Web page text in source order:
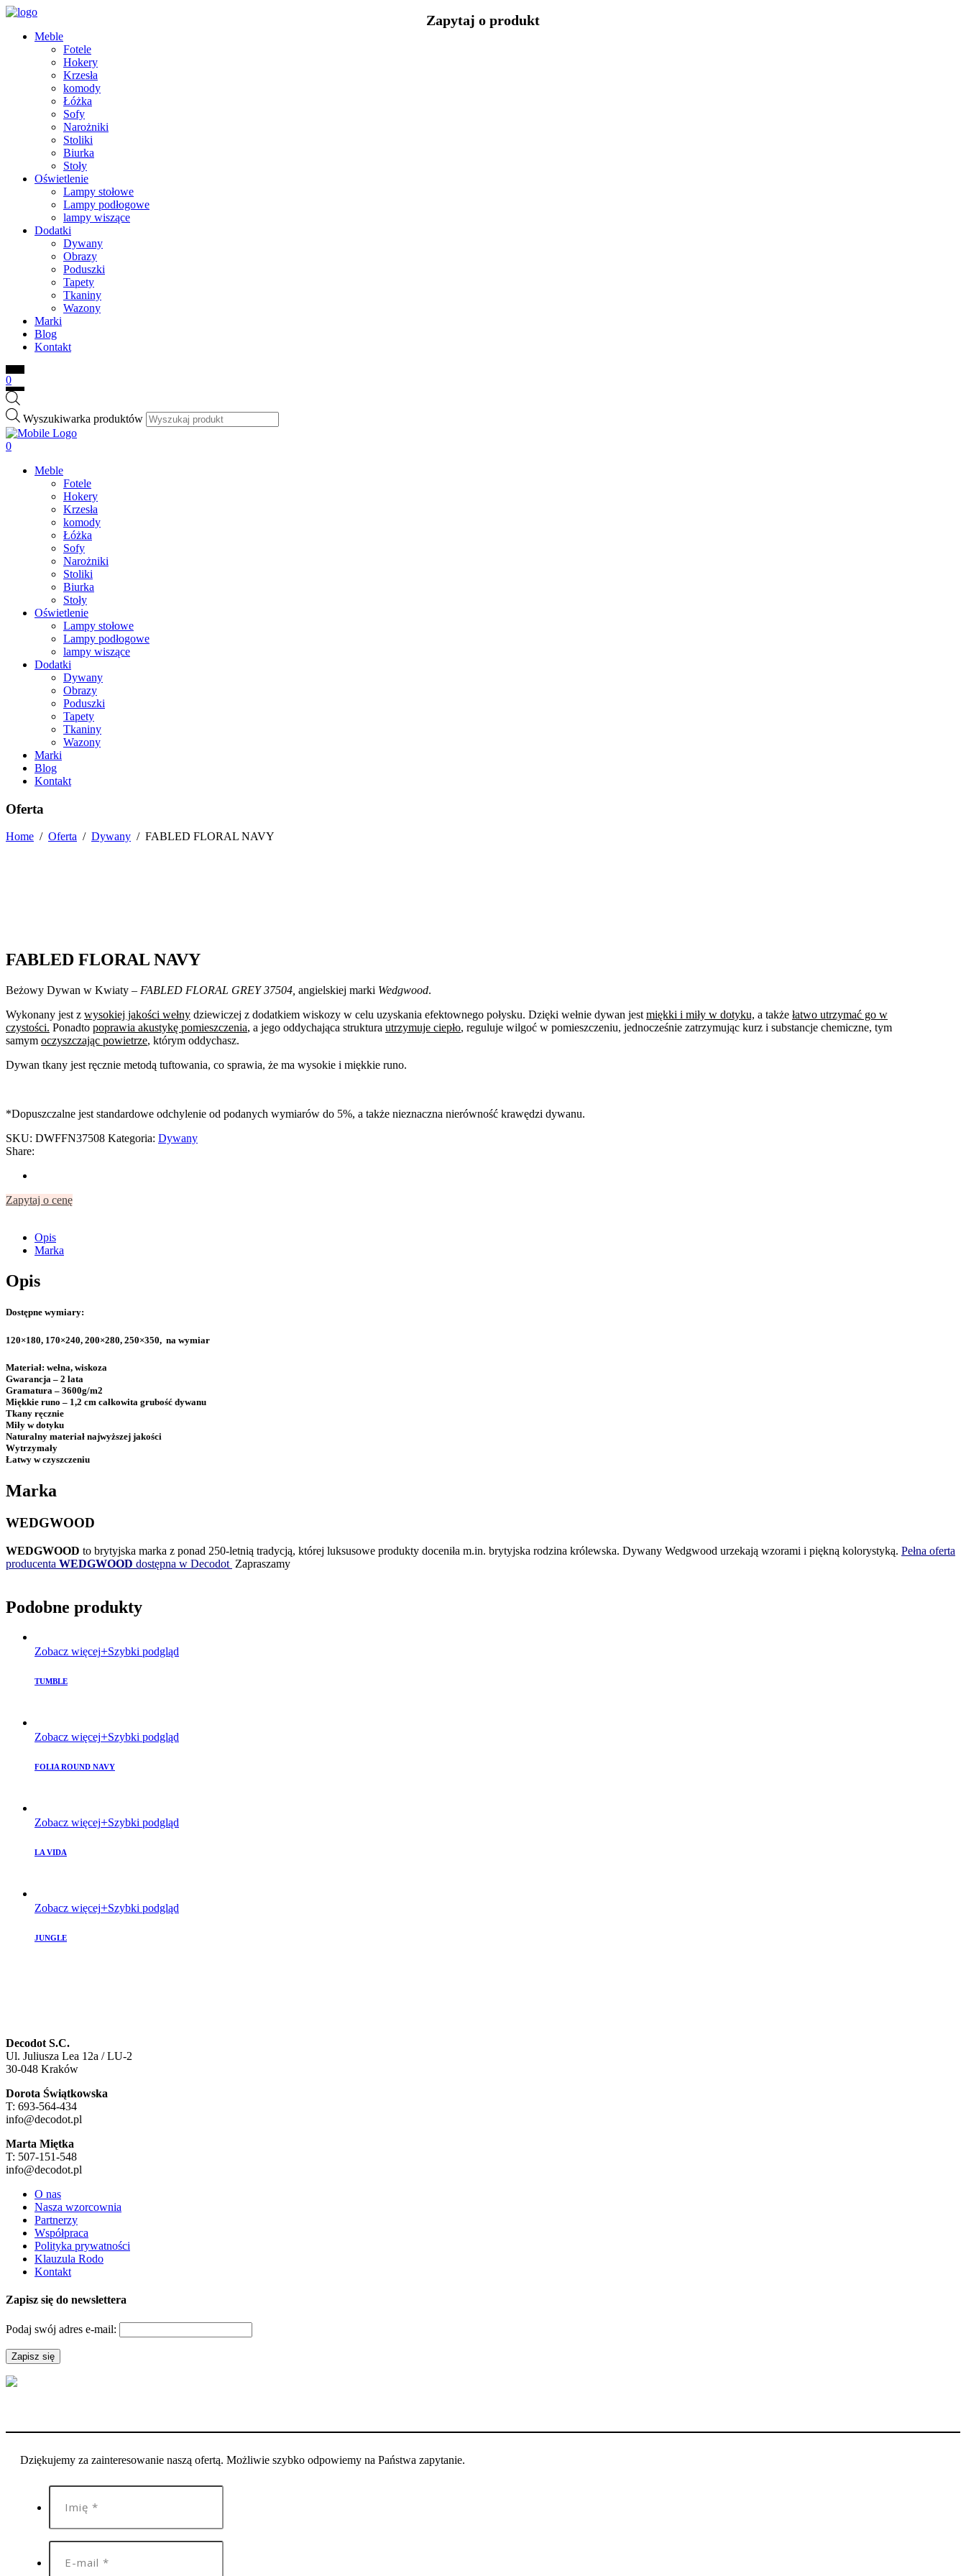
Meble
Fotele
Hokery
Krzesła
komody
Łóżka
Sofy
Narożniki
Stoliki
Biurka
Stoły
Oświetlenie
Lampy stołowe
Lampy podłogowe
lampy wiszące
Dodatki
Dywany
Obrazy
Poduszki
Tapety
Tkaniny
Wazony
Marki
Blog
Kontakt
0
Wyszukiwarka produktów
0
Meble
Fotele
Hokery
Krzesła
komody
Łóżka
Sofy
Narożniki
Stoliki
Biurka
Stoły
Oświetlenie
Lampy stołowe
Lampy podłogowe
lampy wiszące
Dodatki
Dywany
Obrazy
Poduszki
Tapety
Tkaniny
Wazony
Marki
Blog
Kontakt
Oferta
Home / Oferta / Dywany / FABLED FLORAL NAVY
FABLED FLORAL NAVY
Beżowy Dywan w Kwiaty – FABLED FLORAL GREY 37504, angielskiej marki Wedgwood.
Wykonany jest z wysokiej jakości wełny dziewiczej z dodatkiem wiskozy w celu uzyskania efektownego połysku. Dzięki wełnie dywan jest miękki i miły w dotyku, a także łatwo utrzymać go w
czystości. Ponadto poprawia akustykę pomieszczenia, a jego oddychająca struktura utrzymuje ciepło, reguluje wilgoć w pomieszczeniu, jednocześnie zatrzymując kurz i substancje chemiczne, tym
samym oczyszczając powietrze, którym oddychasz.
Dywan tkany jest ręcznie metodą tuftowania, co sprawia, że ma wysokie i miękkie runo.
*Dopuszczalne jest standardowe odchylenie od podanych wymiarów do 5%, a także nieznaczna nierówność krawędzi dywanu.
SKU: DWFFN37508 Kategoria: Dywany
Share:
Zapytaj o cenę
Opis
Marka
Opis
Dostępne wymiary:
120×180, 170×240, 200×280, 250×350, na wymiar
Materiał: wełna, wiskoza
Gwarancja – 2 lata
Gramatura – 3600g/m2
Miękkie runo – 1,2 cm całkowita grubość dywanu
Tkany ręcznie
Miły w dotyku
Naturalny materiał najwyższej jakości
Wytrzymały
Łatwy w czyszczeniu
Marka
WEDGWOOD
WEDGWOOD to brytyjska marka z ponad 250-letnią tradycją, której luksusowe produkty doceniła m.in. brytyjska rodzina królewska. Dywany Wedgwood urzekają wzorami i piękną kolorystyką. Pełna oferta
producenta WEDGWOOD dostępna w Decodot Zapraszamy
Podobne produkty
Zobacz więcej Szybki podgląd
TUMBLE
Zobacz więcej Szybki podgląd
FOLIA ROUND NAVY
Zobacz więcej Szybki podgląd
LA VIDA
Zobacz więcej Szybki podgląd
JUNGLE
Decodot S.C.
Ul. Juliusza Lea 12a / LU-2
30-048 Kraków
Dorota Świątkowska
T: 693-564-434
info@decodot.pl
Marta Miętka
T: 507-151-548
info@decodot.pl
O nas
Nasza wzorcownia
Partnerzy
Współpraca
Polityka prywatności
Klauzula Rodo
Kontakt
Zapisz się do newslettera
Podaj swój adres e-mail:
Dziękujemy za zainteresowanie naszą ofertą. Możliwie szybko odpowiemy na Państwa zapytanie.